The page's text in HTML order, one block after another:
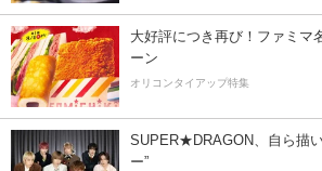
大好評につき再び！ファミマ
ーン
オリコンタイアップ特集
SUPER★DRAGON、自ら描
ー”